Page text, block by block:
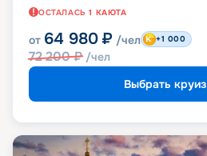
ОСТАЛАСЬ 1 КАЮТА
от 64 980 ₽ /чел
72 200₽ /чел
+1 000
Выбрать круиз